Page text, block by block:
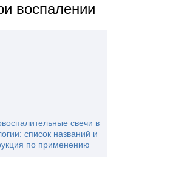
воспалении
свечи в
список названий и
по применению